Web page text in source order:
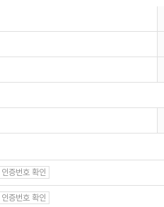
인증번호 확인
인증번호 확인